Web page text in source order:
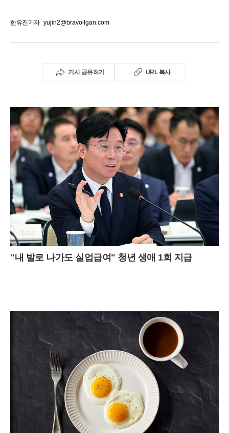
한유진기자 yujin2@bravoilgan.com
기사 공유하기 URL 복사
"내 발로 나가도 실업급여" 청년 생애 1회 지급